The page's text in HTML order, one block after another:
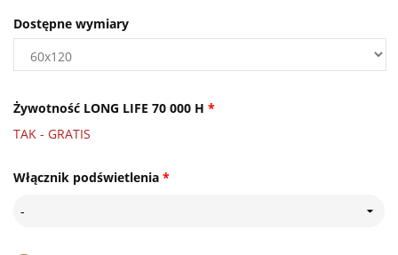
*
Żywotność LONG LIFE 70 000 H
TAK - GRATIS
*
Włącznik podświetlenia
-
Dostępne wymiary